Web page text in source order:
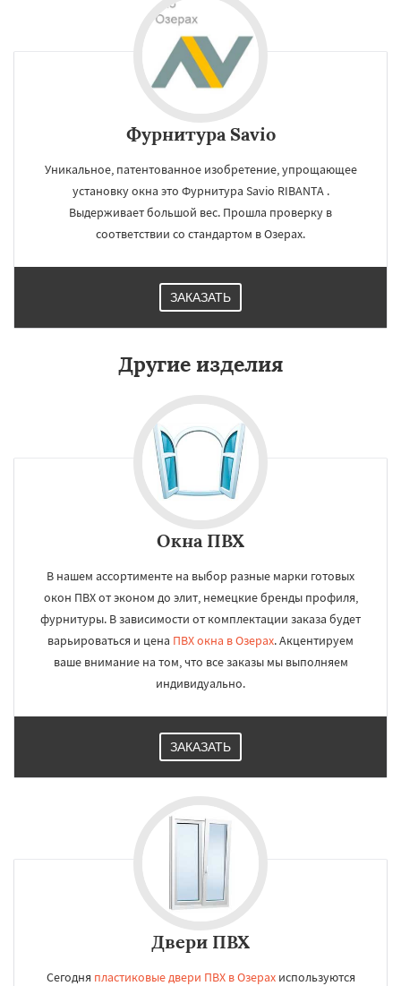
Фурнитура Savio
Уникальное, патентованное изобретение, упрощающее
установку окна это Фурнитура Savio RIBANTA .
Выдерживает большой вес. Прошла проверку в
соответствии со стандартом в Озерах.
ЗАКАЗАТЬ
Другие изделия
Окна ПВХ
В нашем ассортименте на выбор разные марки готовых
окон ПВХ от эконом до элит, немецкие бренды профиля,
фурнитуры. В зависимости от комплектации заказа будет
варьироваться и цена ПВХ окна в Озерах. Акцентируем
ваше внимание на том, что все заказы мы выполняем
индивидуально.
ЗАКАЗАТЬ
Двери ПВХ
Сегодня пластиковые двери ПВХ в Озерахиспользуются